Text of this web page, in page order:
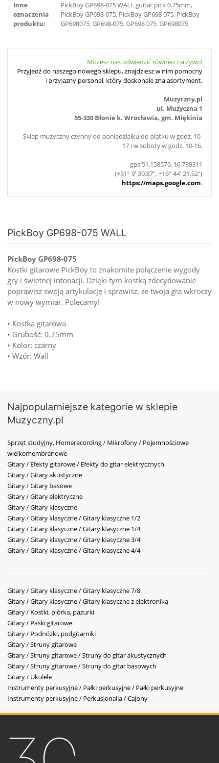
Inne
oznaczenia
produktu:
PickBoy GP698-075 WALL guitar pick 0.75mm,
PickBoy GP698-075, PickBoy GP698 075, PickBoy
GP698075, GP698-075, GP698 075, GP698075
Możesz nas odwiedzić również na żywo!
Przyjedź do naszego nowego sklepu, znajdziesz w nim pomocny
i przyjazny personel, który doskonale zna asortyment.
Muzyczny.pl
ul. Muzyczna 1
55-330 Błonie k. Wrocławia, gm. Miękinia
Sklep muzyczny czynny od poniedziałku do piątku w godz. 10-
17 i w soboty w godz. 10-16.
gps 51.158576, 16.739311
(+51° 9' 30.87", +16° 44' 21.52")
https://maps.google.com.
PickBoy GP698-075 WALL
PickBoy GP698-075
Kostki gitarowe PickBoy to znakomite połączenie wygody
gry i świetnej intonacji. Dzięki tym kostką zdecydowanie
poprawisz swoją artykulację i sprawisz, że twoja gra wkroczy
w nowy wymiar. Polecamy!
• Kostka gitarowa
• Grubość: 0.75mm
• Kolor: czarny
• Wzór: Wall
Najpopularniejsze kategorie w sklepie
Muzyczny.pl
Sprzęt studyjny, Homerecording / Mikrofony / Pojemnościowe
wielkomembranowe
Gitary / Efekty gitarowe / Efekty do gitar elektrycznych
Gitary / Gitary akustyczne
Gitary / Gitary basowe
Gitary / Gitary elektryczne
Gitary / Gitary klasyczne
Gitary / Gitary klasyczne / Gitary klasyczne 1/2
Gitary / Gitary klasyczne / Gitary klasyczne 1/4
Gitary / Gitary klasyczne / Gitary klasyczne 3/4
Gitary / Gitary klasyczne / Gitary klasyczne 4/4
Gitary / Gitary klasyczne / Gitary klasyczne 7/8
Gitary / Gitary klasyczne / Gitary klasyczne z elektroniką
Gitary / Kostki, piórka, pazurki
Gitary / Paski gitarowe
Gitary / Podnóżki, podgitarniki
Gitary / Struny gitarowe
Gitary / Struny gitarowe / Struny do gitar akustycznych
Gitary / Struny gitarowe / Struny do gitar basowych
Gitary / Ukulele
Instrumenty perkusyjne / Pałki perkusyjne / Pałki perkusyjne
Instrumenty perkusyjne / Perkusjonalia / Cajony